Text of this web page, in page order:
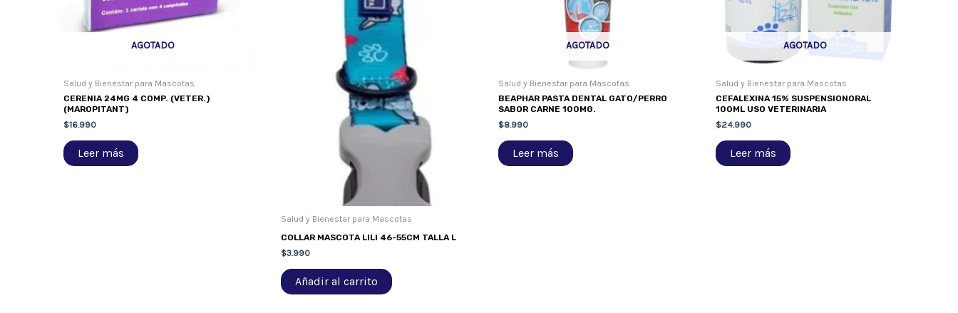
AGOTADO
Salud y Bienestar para Mascotas
CERENIA 24MG 4 COMP. (VETER.)
(MAROPITANT)
$16.990
Leer más
Salud y Bienestar para Mascotas
COLLAR MASCOTA LILI 46-55CM TALLA L
$3.990
Añadir al carrito
AGOTADO
Salud y Bienestar para Mascotas
BEAPHAR PASTA DENTAL GATO/PERRO
SABOR CARNE 100MG.
$8.990
Leer más
AGOTADO
Salud y Bienestar para Mascotas
CEFALEXINA 15% SUSPENSIONORAL
100ML USO VETERINARIA
$24.990
Leer más